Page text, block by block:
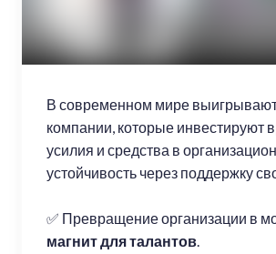
В современном мире выигрывают
компании, которые инвестируют
усилия и средства в
устойчивость через поддержку
✅ Превращение организации в
магнит для талантов.